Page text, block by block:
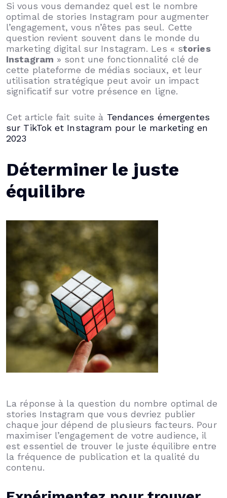
Si vous vous demandez quel est le nombre
optimal de stories Instagram pour augmenter
l’engagement, vous n’êtes pas seul. Cette
question revient souvent dans le monde du
marketing digital sur Instagram. Les « stories
Instagram » sont une fonctionnalité clé de
cette plateforme de médias sociaux, et leur
utilisation stratégique peut avoir un impact
significatif sur votre présence en ligne.
Cet article fait suite à Tendances émergentes
sur TikTok et Instagram pour le marketing en
2023
Déterminer le juste
équilibre
La réponse à la question du nombre optimal de
stories Instagram que vous devriez publier
chaque jour dépend de plusieurs facteurs. Pour
maximiser l’engagement de votre audience, il
est essentiel de trouver le juste équilibre entre
la fréquence de publication et la qualité du
contenu.